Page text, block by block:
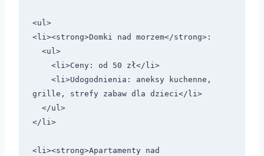
<ul>
<li><strong>Domki nad morzem</strong>:
grille, strefy zabaw dla dzieci</li>
</li>
<li><strong>Apartamenty nad